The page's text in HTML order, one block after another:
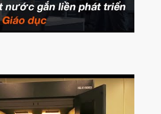
Bio Printer – In 3D Sinh Học Ứng
Dụng Lâm Sàng
Máy Quét 3D
3D_Altair
Phần Mềm Geomagic: Phân Tích
Khuyết Tật RE & QC